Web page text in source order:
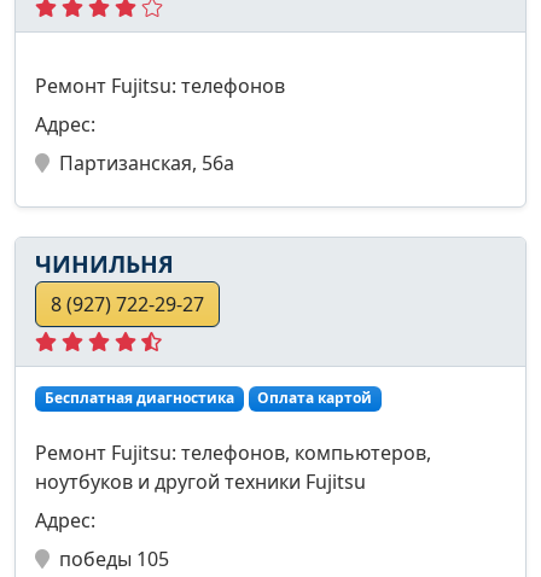
Ремонт Fujitsu: телефонов
Адрес:
Партизанская, 56а
ЧИНИЛЬНЯ
8 (927) 722-29-27
Бесплатная диагностика Оплата картой
Ремонт Fujitsu: телефонов, компьютеров,
ноутбуков и другой техники Fujitsu
Адрес:
победы 105